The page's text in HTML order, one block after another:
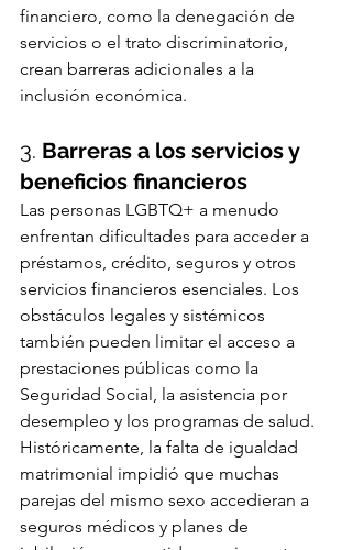
financiero, como la denegación de
servicios o el trato discriminatorio,
crean barreras adicionales a la
inclusión económica.
3. Barreras a los servicios y
beneficios financieros
Las personas LGBTQ+ a menudo
enfrentan dificultades para acceder a
préstamos, crédito, seguros y otros
servicios financieros esenciales. Los
obstáculos legales y sistémicos
también pueden limitar el acceso a
prestaciones públicas como la
Seguridad Social, la asistencia por
desempleo y los programas de salud.
Históricamente, la falta de igualdad
matrimonial impidió que muchas
parejas del mismo sexo accedieran a
seguros médicos y planes de